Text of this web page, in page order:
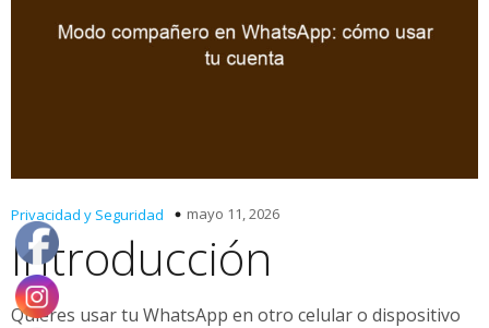
Privacidad y Seguridad mayo 11, 2026
Introducción
Quieres usar tu WhatsApp en otro celular o dispositivo